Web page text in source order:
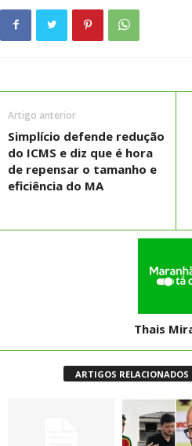
Artigo anterior
Simplício defende redução
do ICMS e diz que é hora
de repensar o tamanho e
eficiência do MA
Thais
ARTIGOS RELACIONADOS